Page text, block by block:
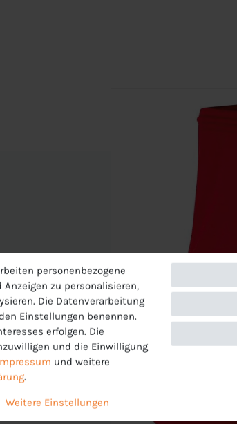
personenbezogene
Anzeigen zu personalisieren,
Die Datenverarbeitung
Einstellungen benennen.
erfolgen. Die
und die Einwilligung
und weitere
.
Weitere Einstellungen